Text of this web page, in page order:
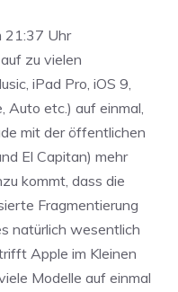
21:37 Uhr
zu vielen
iPad Pro, iOS 9,
Auto etc.) auf einmal,
mit der öffentlichen
El Capitan) mehr
kommt, dass die
Fragmentierung
natürlich wesentlich
Apple im Kleinen
Modelle auf einmal